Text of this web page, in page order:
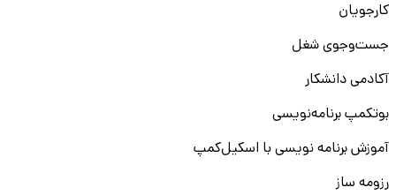
کارجویان
جست‌و‌جوی شغل
آکادمی دانشکار
بوتکمپ برنامه‌نویسی
آموزش برنامه نویسی با اسکیل‌کمپ
رزومه ساز